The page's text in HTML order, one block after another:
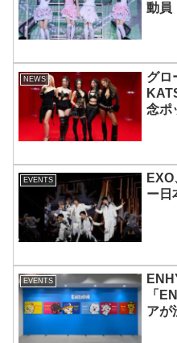
動
NEWS
グロ
念ポ
EVENTS
ー日
EVENTS
「
アが